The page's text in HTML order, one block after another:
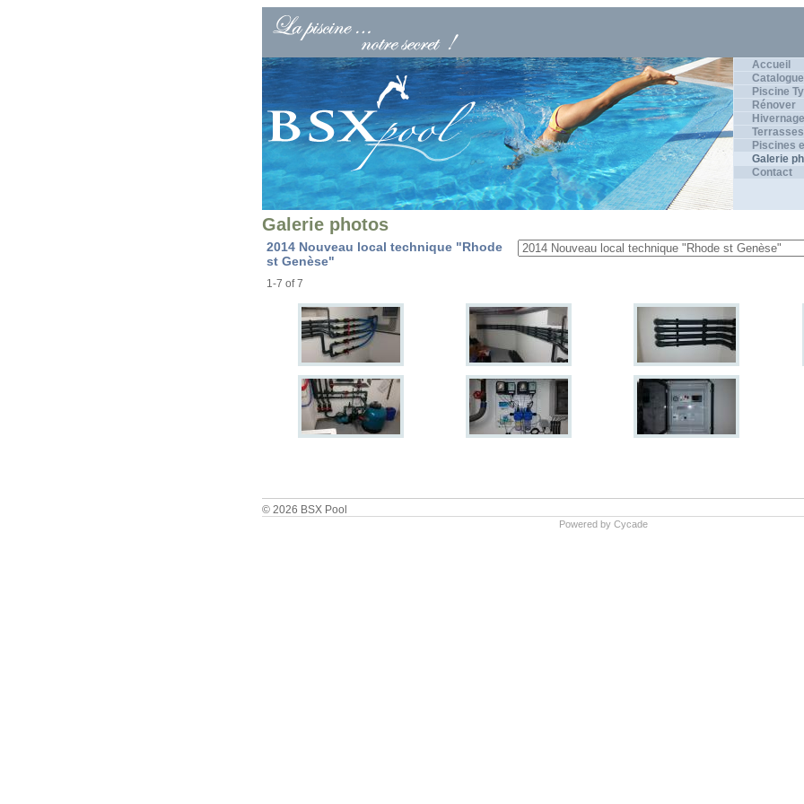
Accueil
Piscine
Rénover
Terrasses
Piscines
Galerie
Contact
Galerie photos
2014 Nouveau local technique "Rhode
st Genèse"
1-7 of 7
© 2026 BSX Pool
Powered by Cycade